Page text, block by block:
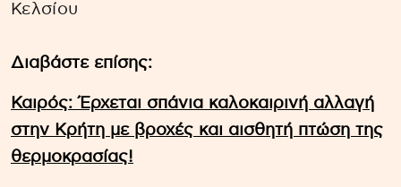
Κελσίου
Διαβάστε επίσης:
Καιρός: Έρχεται σπάνια καλοκαιρινή αλλαγή
στην Κρήτη με βροχές και αισθητή πτώση της
θερμοκρασίας!